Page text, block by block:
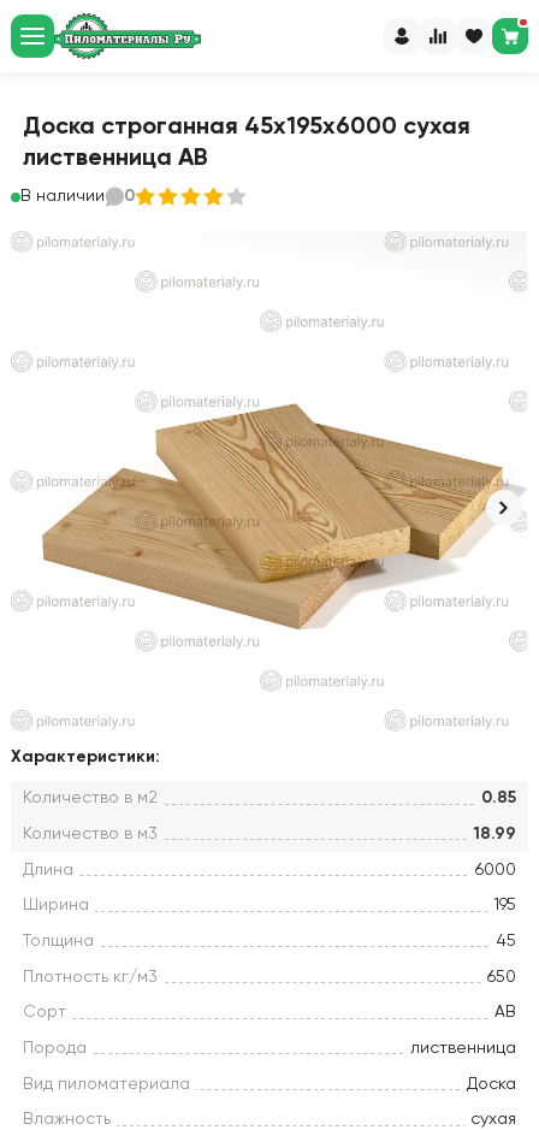
Доска строганная 45х195х6000 сухая
лиственница АВ
В наличии 0
Характеристики:
Количество в м2 0.85
Количество в м3 18.99
Длина 6000
Ширина 195
Толщина 45
Плотность кг/м3 650
Сорт АВ
Порода лиственница
Вид пиломатериала Доска
Влажность сухая